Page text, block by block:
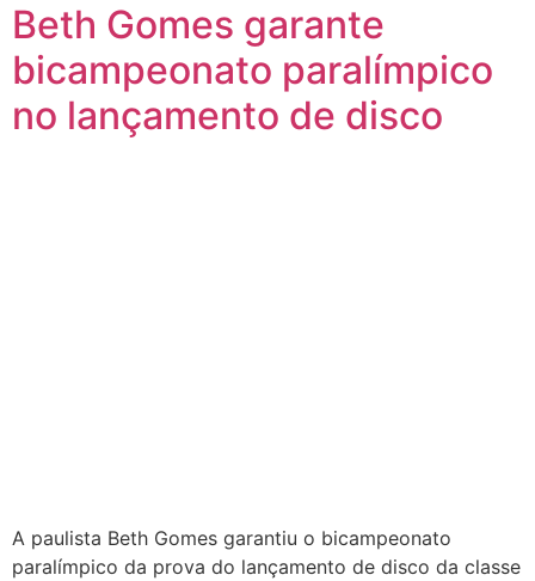
Beth Gomes garante
bicampeonato paralímpico
no lançamento de disco
A paulista Beth Gomes garantiu o bicampeonato
paralímpico da prova do lançamento de disco da classe